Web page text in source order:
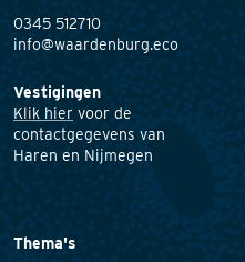
0345 512710
info@waardenburg.eco
Vestigingen
Klik hier voor de
contactgegevens van
Haren en Nijmegen
Thema's